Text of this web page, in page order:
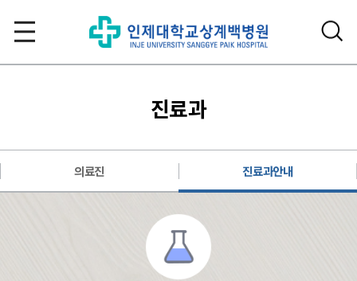
진료과
의료진 진료과안내